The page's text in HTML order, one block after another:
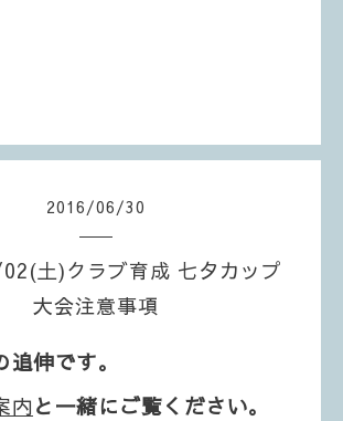
2016/06/30
土)クラブ育成 七夕カップ
大会注意事項
伸です。
内と一緒にご覧ください。